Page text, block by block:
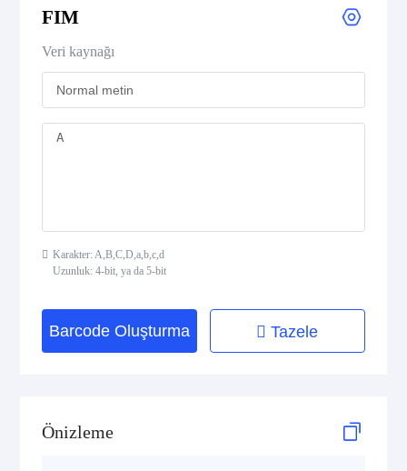
Deutsche Post Identcode
USPS PLANET
USPS POSTNET
FIM
Veri kaynağı
Karakter: A,B,C,D,a,b,c,d
Uzunluk: 4-bit, ya da 5-bit
Barcode Oluşturma Tazele
Önizleme